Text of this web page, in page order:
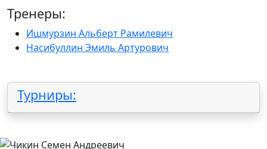
Тренеры:
Ишмурзин Альберт Рамилевич
Насибуллин Эмиль Артурович
Турниры: